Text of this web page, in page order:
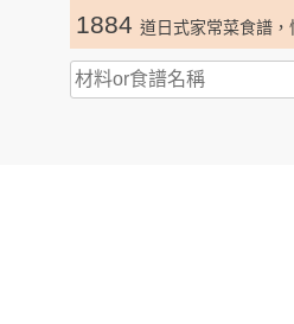
1884 道日式家常菜食譜，